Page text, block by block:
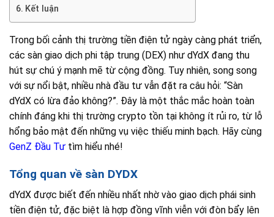
Kết luận
Trong bối cảnh thị trường tiền điện tử ngày càng phát triển,
các sàn giao dịch phi tập trung (DEX) như dYdX đang thu
hút sự chú ý mạnh mẽ từ cộng đồng. Tuy nhiên, song song
với sự nổi bật, nhiều nhà đầu tư vẫn đặt ra câu hỏi: “Sàn
dYdX có lừa đảo không?”. Đây là một thắc mắc hoàn toàn
chính đáng khi thị trường crypto tồn tại không ít rủi ro, từ lỗ
hổng bảo mật đến những vụ việc thiếu minh bạch. Hãy cùng
GenZ Đầu Tư tìm hiểu nhé!
Tổng quan về sàn DYDX
dYdX được biết đến nhiều nhất nhờ vào giao dịch phái sinh
tiền điện tử, đặc biệt là hợp đồng vĩnh viễn với đòn bẩy lên